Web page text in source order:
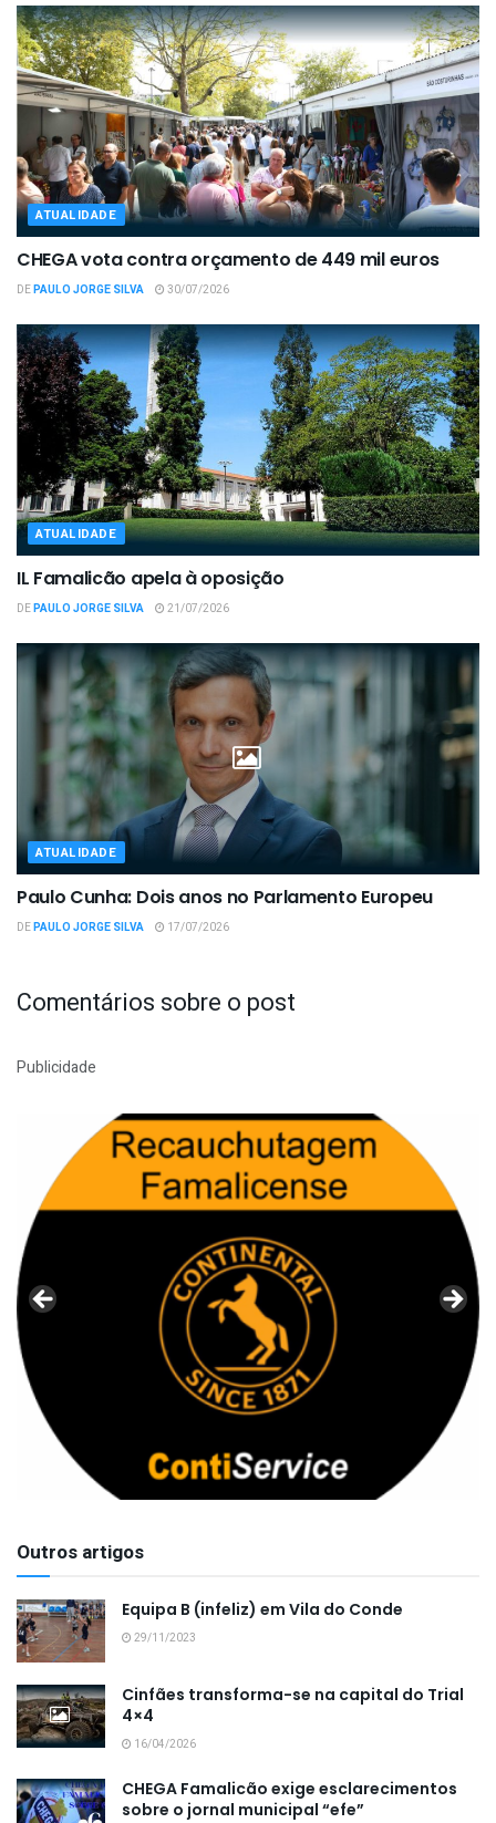
ATUALIDADE
CHEGA vota contra orçamento de 449 mil euros
DEPAULO JORGE SILVA 30/07/2026
ATUALIDADE
IL Famalicão apela à oposição
DEPAULO JORGE SILVA 21/07/2026
ATUALIDADE
Paulo Cunha: Dois anos no Parlamento Europeu
DEPAULO JORGE SILVA 17/07/2026
Comentários sobre o post
Publicidade
Outros artigos
Equipa B (infeliz) em Vila do Conde
29/11/2023
Cinfães transforma-se na capital do Trial
4×4
16/04/2026
CHEGA Famalicão exige esclarecimentos
sobre o jornal municipal “efe”